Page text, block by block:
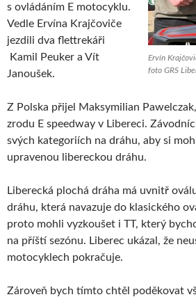
Ervín
foto GRS
s ovládáním E motocyklu.
Vedle Ervína Krajčoviče
jezdili dva flettrekáři
Kamil Peuker a Vít
Janoušek.
Z Polska přijel Maksymilian
zrodu E speedway v Libereci.
svých kategoriích na dráhu, aby si
upravenou libereckou dráhu.
Liberecká plochá dráha má uvnitř
dráhu, která navazuje do klasického
proto mohli vyzkoušet i TT, který
na příští sezónu. Liberec ukázal, že
motocyklech pokračuje.
Zároveň bych tímto chtěl poděkovat